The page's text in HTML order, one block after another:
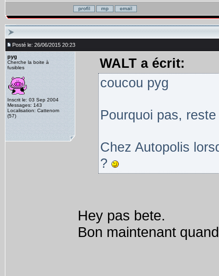
Posté le: 26/06/2015 20:23
pyg
Cherche la boite à
fusibles
Inscrit le: 03 Sep 2004
Messages: 143
Localisation: Cattenom
(57)
WALT a écrit:
coucou pyg
Pourquoi pas,
Chez Autopolis
?
Hey pas bete.
Bon maintenant